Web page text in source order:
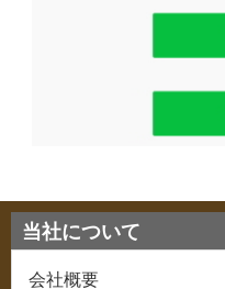
当社について
会社概要